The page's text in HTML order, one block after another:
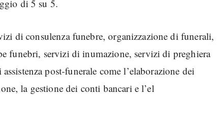
di 5 su 5.
di consulenza funebre, organizzazione di funerali,
funebri, servizi di inumazione, servizi di preghiera
post-funerale come l’elaborazione dei
la gestione dei conti bancari e l’el